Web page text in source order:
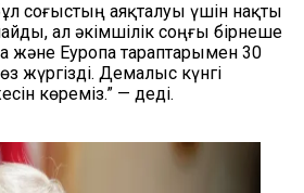
соғыстың аяқталуы үшін нақты
ал әкімшілік соңғы бірнеше
және Еуропа тараптарымен 30
жүргізді. Демалыс күнгі
көреміз.” — деді.